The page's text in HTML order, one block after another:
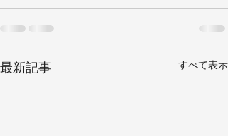
最新記事 すべて表示